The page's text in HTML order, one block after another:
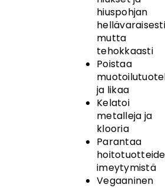
hiuspohjan
hellävaraisesti
mutta
tehokkaasti
Poistaa
ja likaa
Kelatoi
metalleja ja
klooria
Parantaa
imeytymistä
Vegaaninen